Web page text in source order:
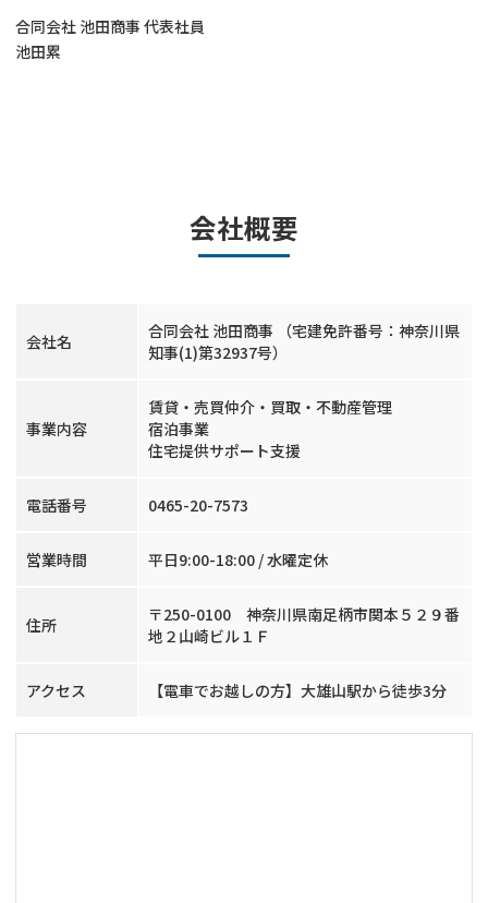
合同会社 池田商事 代表社員
池田累
会社概要
会社名
合同会社 池田商事 （宅建免許番号：神奈川県
知事(1)第32937号）
事業内容
賃貸・売買仲介・買取・不動産管理
宿泊事業
住宅提供サポート支援
電話番号 0465-20-7573
営業時間 平日9:00-18:00 / 水曜定休
住所
〒250-0100 神奈川県南足柄市関本５２９番
地２山崎ビル１Ｆ
アクセス 【電車でお越しの方】大雄山駅から徒歩3分